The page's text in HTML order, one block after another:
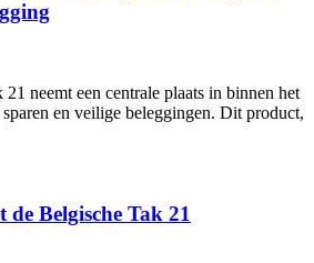
neemt een centrale plaats in binnen het
en veilige beleggingen. Dit product,
de Belgische Tak 21